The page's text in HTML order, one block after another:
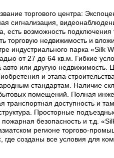
торгового центра:
сигнализация,
есть возможность подключения
торговую недвижимость и
индустриального парка «Silk
от 27 до 64 кв.м. Гибкие
авто или другую недвижимость.
и этапа
стандартам. Наличие
помещений. Полная
транспортная доступность и
Просторные
безопасность и т.д.
регионе торгово-
где созданы все условия для